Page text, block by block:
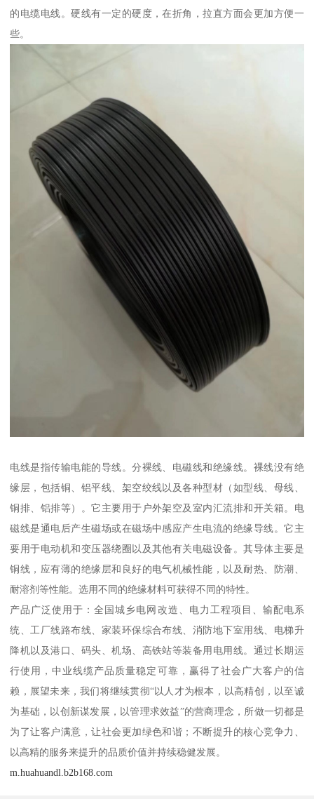
的电缆电线。硬线有一定的硬度，在折角，拉直方面会更加方便一
些。
电线是指传输电能的导线。分裸线、电磁线和绝缘线。裸线没有绝
缘层，包括铜、铝平线、架空绞线以及各种型材（如型线、母线、
铜排、铝排等）。它主要用于户外架空及室内汇流排和开关箱。电
磁线是通电后产生磁场或在磁场中感应产生电流的绝缘导线。它主
要用于电动机和变压器绕圈以及其他有关电磁设备。其导体主要是
铜线，应有薄的绝缘层和良好的电气机械性能，以及耐热、防潮、
耐溶剂等性能。选用不同的绝缘材料可获得不同的特性。
产品广泛使用于：全国城乡电网改造、电力工程项目、输配电系
统、工厂线路布线、家装环保综合布线、消防地下室用线、电梯升
降机以及港口、码头、机场、高铁站等装备用电用线。通过长期运
行使用，中业线缆产品质量稳定可靠，赢得了社会广大客户的信
赖，展望未来，我们将继续贯彻“以人才为根本，以高精创，以至诚
为基础，以创新谋发展，以管理求效益”的营商理念，所做一切都是
为了让客户满意，让社会更加绿色和谐；不断提升的核心竞争力、
以高精的服务来提升的品质价值并持续稳健发展。
m.huahuandl.b2b168.com